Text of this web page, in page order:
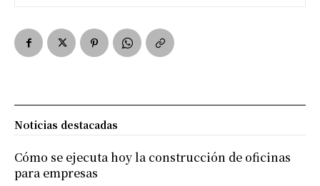
Noticias destacadas
Cómo se ejecuta hoy la construcción de oficinas
para empresas